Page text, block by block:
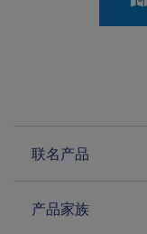
联名产品
产品家族